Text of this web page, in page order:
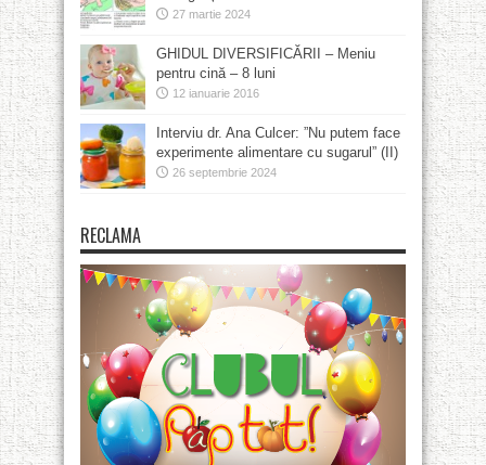
27 martie 2024
GHIDUL DIVERSIFICĂRII – Meniu
pentru cină – 8 luni
12 ianuarie 2016
Interviu dr. Ana Culcer: ”Nu putem face
experimente alimentare cu sugarul” (II)
26 septembrie 2024
RECLAMA